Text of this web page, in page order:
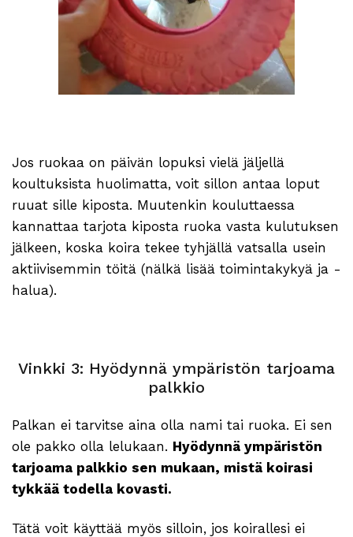
Jos ruokaa on päivän lopuksi vielä jäljellä
koultuksista huolimatta, voit sillon antaa loput
ruuat sille kiposta. Muutenkin kouluttaessa
kannattaa tarjota kiposta ruoka vasta kulutuksen
jälkeen, koska koira tekee tyhjällä vatsalla usein
aktiivisemmin töitä (nälkä lisää toimintakykyä ja -
halua).
Vinkki 3: Hyödynnä ympäristön tarjoama
palkkio
Palkan ei tarvitse aina olla nami tai ruoka. Ei sen
ole pakko olla lelukaan. Hyödynnä ympäristön
tarjoama palkkio sen mukaan, mistä koirasi
tykkää todella kovasti.
Tätä voit käyttää myös silloin, jos koirallesi ei